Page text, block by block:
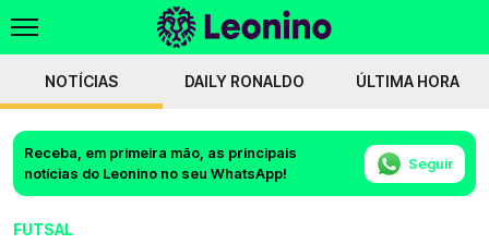
NOTÍCIAS DAILY RONALDO ÚLTIMA HORA
Receba, em primeira mão, as principais
notícias do Leonino no seu WhatsApp!
Seguir
FUTSAL